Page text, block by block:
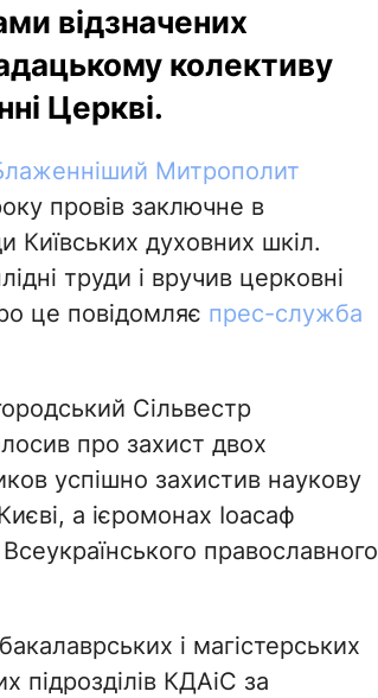
відзначених
колективу
Церкві.
Митрополит
провів заключне в
Київських духовних шкіл.
труди і вручив церковні
це повідомляє прес-служба
Сільвестр
про захист двох
успішно захистив наукову
а ієромонах Іоасаф
православного
і магістерських
підрозділів КДАіС за